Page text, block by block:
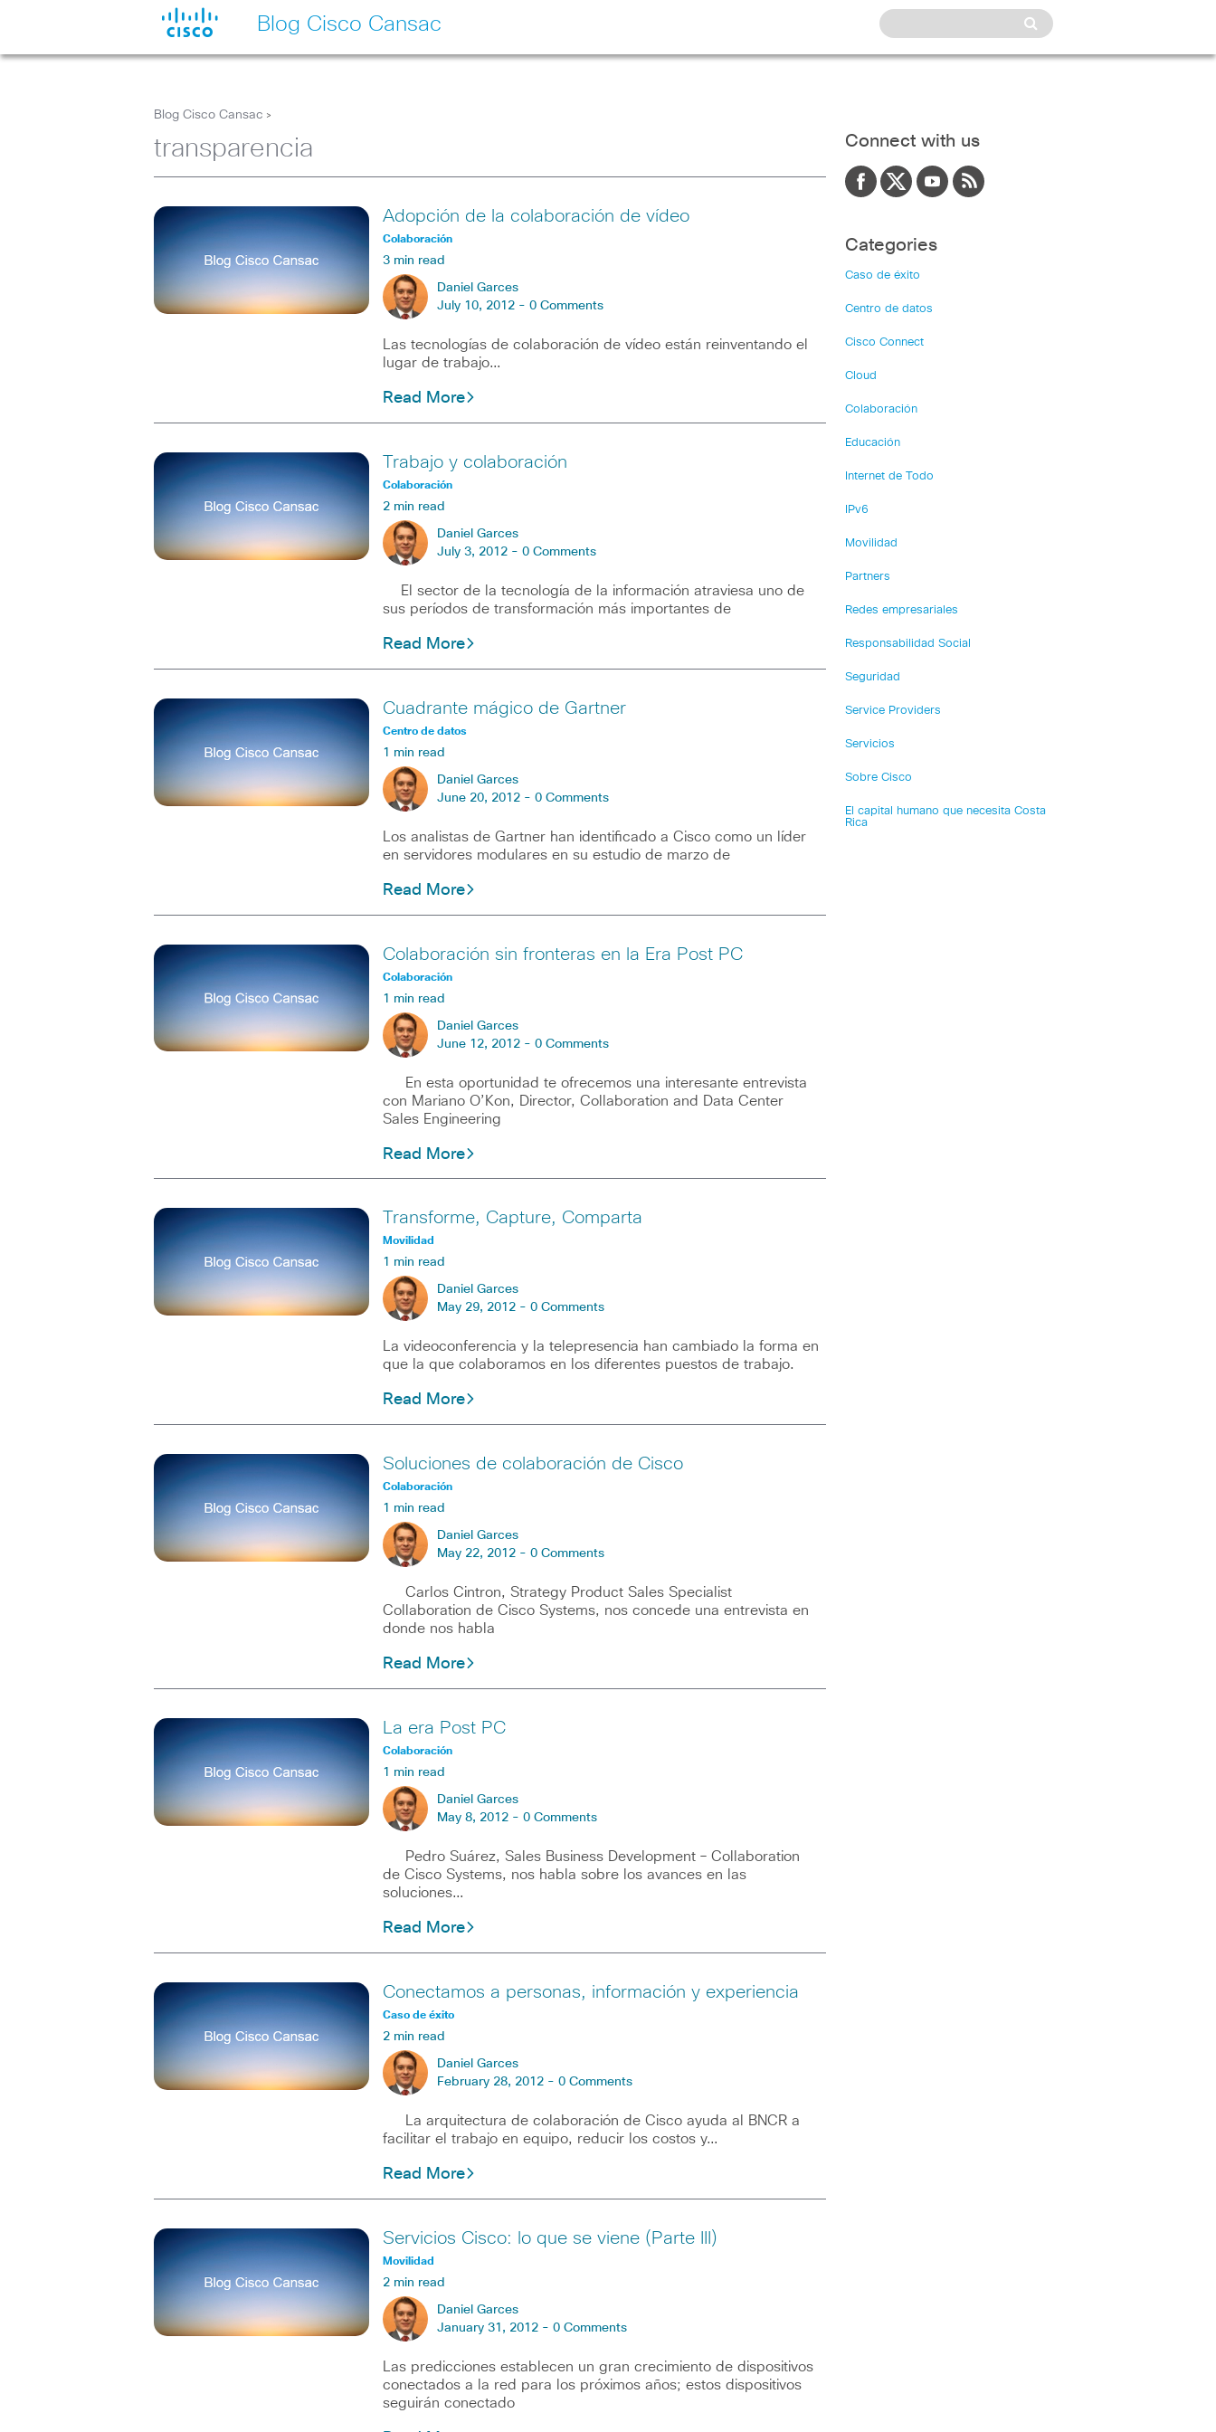
Blog Cisco Cansac
Blog Cisco Cansac >
transparencia
Adopción de la colaboración de vídeo
Colaboración
3 min read
Daniel Garces
July 10, 2012 - 0 Comments
Las tecnologías de colaboración de vídeo están reinventando el
lugar de trabajo…
Read More
Trabajo y colaboración
Colaboración
2 min read
Daniel Garces
July 3, 2012 - 0 Comments
El sector de la tecnología de la información atraviesa uno de
sus períodos de transformación más importantes de
Read More
Cuadrante mágico de Gartner
Centro de datos
1 min read
Daniel Garces
June 20, 2012 - 0 Comments
Los analistas de Gartner han identificado a Cisco como un líder
en servidores modulares en su estudio de marzo de
Read More
Colaboración sin fronteras en la Era Post PC
Colaboración
1 min read
Daniel Garces
June 12, 2012 - 0 Comments
En esta oportunidad te ofrecemos una interesante entrevista
con Mariano O’Kon, Director, Collaboration and Data Center
Sales Engineering
Read More
Transforme, Capture, Comparta
Movilidad
1 min read
Daniel Garces
May 29, 2012 - 0 Comments
La videoconferencia y la telepresencia han cambiado la forma en
que la que colaboramos en los diferentes puestos de trabajo.
Read More
Soluciones de colaboración de Cisco
Colaboración
1 min read
Daniel Garces
May 22, 2012 - 0 Comments
Carlos Cintron, Strategy Product Sales Specialist
Collaboration de Cisco Systems, nos concede una entrevista en
donde nos habla
Read More
La era Post PC
Colaboración
1 min read
Daniel Garces
May 8, 2012 - 0 Comments
Pedro Suárez, Sales Business Development – Collaboration
de Cisco Systems, nos habla sobre los avances en las
soluciones…
Read More
Conectamos a personas, información y experiencia
Caso de éxito
2 min read
Daniel Garces
February 28, 2012 - 0 Comments
La arquitectura de colaboración de Cisco ayuda al BNCR a
facilitar el trabajo en equipo, reducir los costos y…
Read More
Servicios Cisco: lo que se viene (Parte III)
Movilidad
2 min read
Daniel Garces
January 31, 2012 - 0 Comments
Las predicciones establecen un gran crecimiento de dispositivos
conectados a la red para los próximos años; estos dispositivos
seguirán conectado
Connect with us
Categories
Caso de éxito
Centro de datos
Cisco Connect
Cloud
Colaboración
Educación
Internet de Todo
IPv6
Movilidad
Partners
Redes empresariales
Responsabilidad Social
Seguridad
Service Providers
Servicios
Sobre Cisco
El capital humano que necesita Costa
Rica